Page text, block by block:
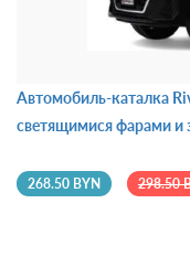
Автомобиль-каталка
светящимися фарами и
268.50 BYN 298.50